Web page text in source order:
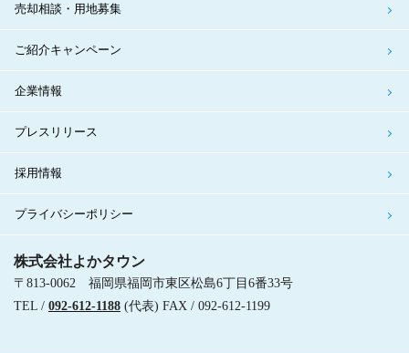
売却相談・用地募集
ご紹介キャンペーン
企業情報
プレスリリース
採用情報
プライバシーポリシー
株式会社よかタウン
〒813-0062 福岡県福岡市東区松島6丁目6番33号
TEL / 092-612-1188 (代表) FAX / 092-612-1199